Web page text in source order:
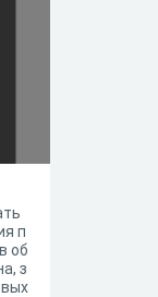
п
об
з